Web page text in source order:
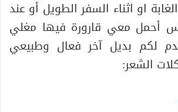
او اثناء السفر الطويل أو عند
أحمل معي قارورة فيها مغلي
لكم بديل آخر فعال وطبيعي
الشعر: